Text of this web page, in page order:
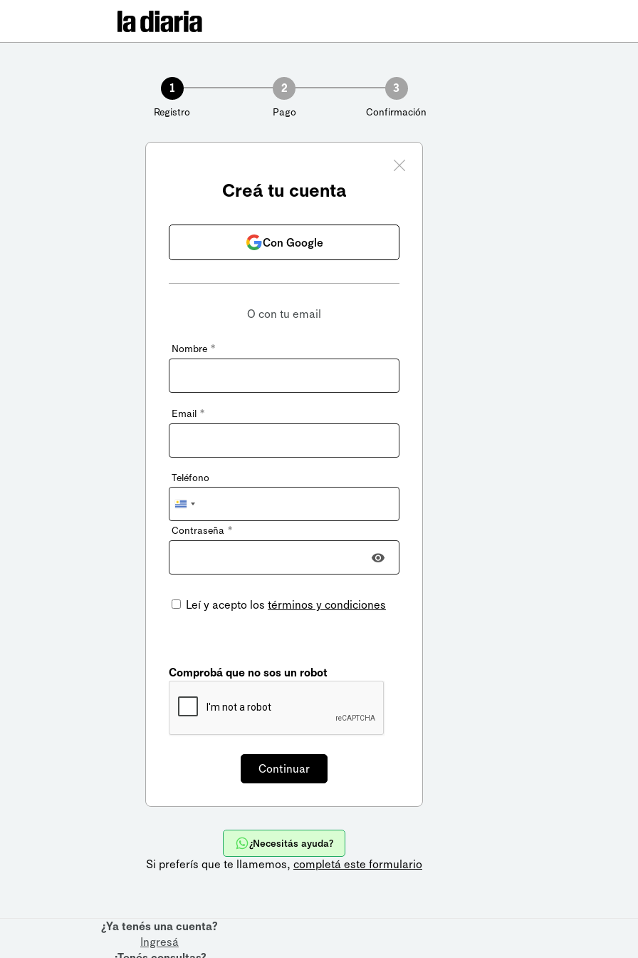
1
Registro
2
Pago
3
Confirmación
Creá tu cuenta
Con Google
O con tu email
Nombre *
Email *
Teléfono
Uruguay
+598
Contraseña *
Leí y acepto los términos y condiciones
Comprobá que no sos un robot
¿Necesitás ayuda?
Si preferís que te llamemos, completá este formulario
¿Ya tenés una cuenta?
Ingresá